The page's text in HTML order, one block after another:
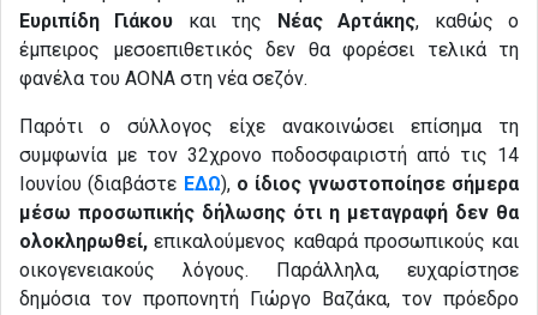
Ευριπίδη Γιάκου και της Νέας Αρτάκης, καθώς ο
έμπειρος μεσοεπιθετικός δεν θα φορέσει τελικά τη
φανέλα του ΑΟΝΑ στη νέα σεζόν.
Παρότι ο σύλλογος είχε ανακοινώσει επίσημα τη
συμφωνία με τον 32χρονο ποδοσφαιριστή από τις 14
Ιουνίου (διαβάστε ΕΔΩ), ο ίδιος γνωστοποίησε σήμερα
μέσω προσωπικής δήλωσης ότι η μεταγραφή δεν θα
ολοκληρωθεί, επικαλούμενος καθαρά προσωπικούς και
οικογενειακούς λόγους. Παράλληλα, ευχαρίστησε
δημόσια τον προπονητή Γιώργο Βαζάκα, τον πρόεδρο